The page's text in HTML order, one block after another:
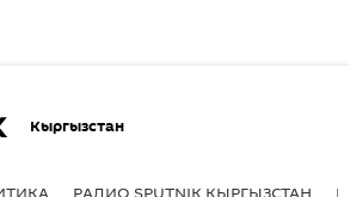
Кыргызстан
РАДИО SPUTNIK КЫРГЫЗСТАН